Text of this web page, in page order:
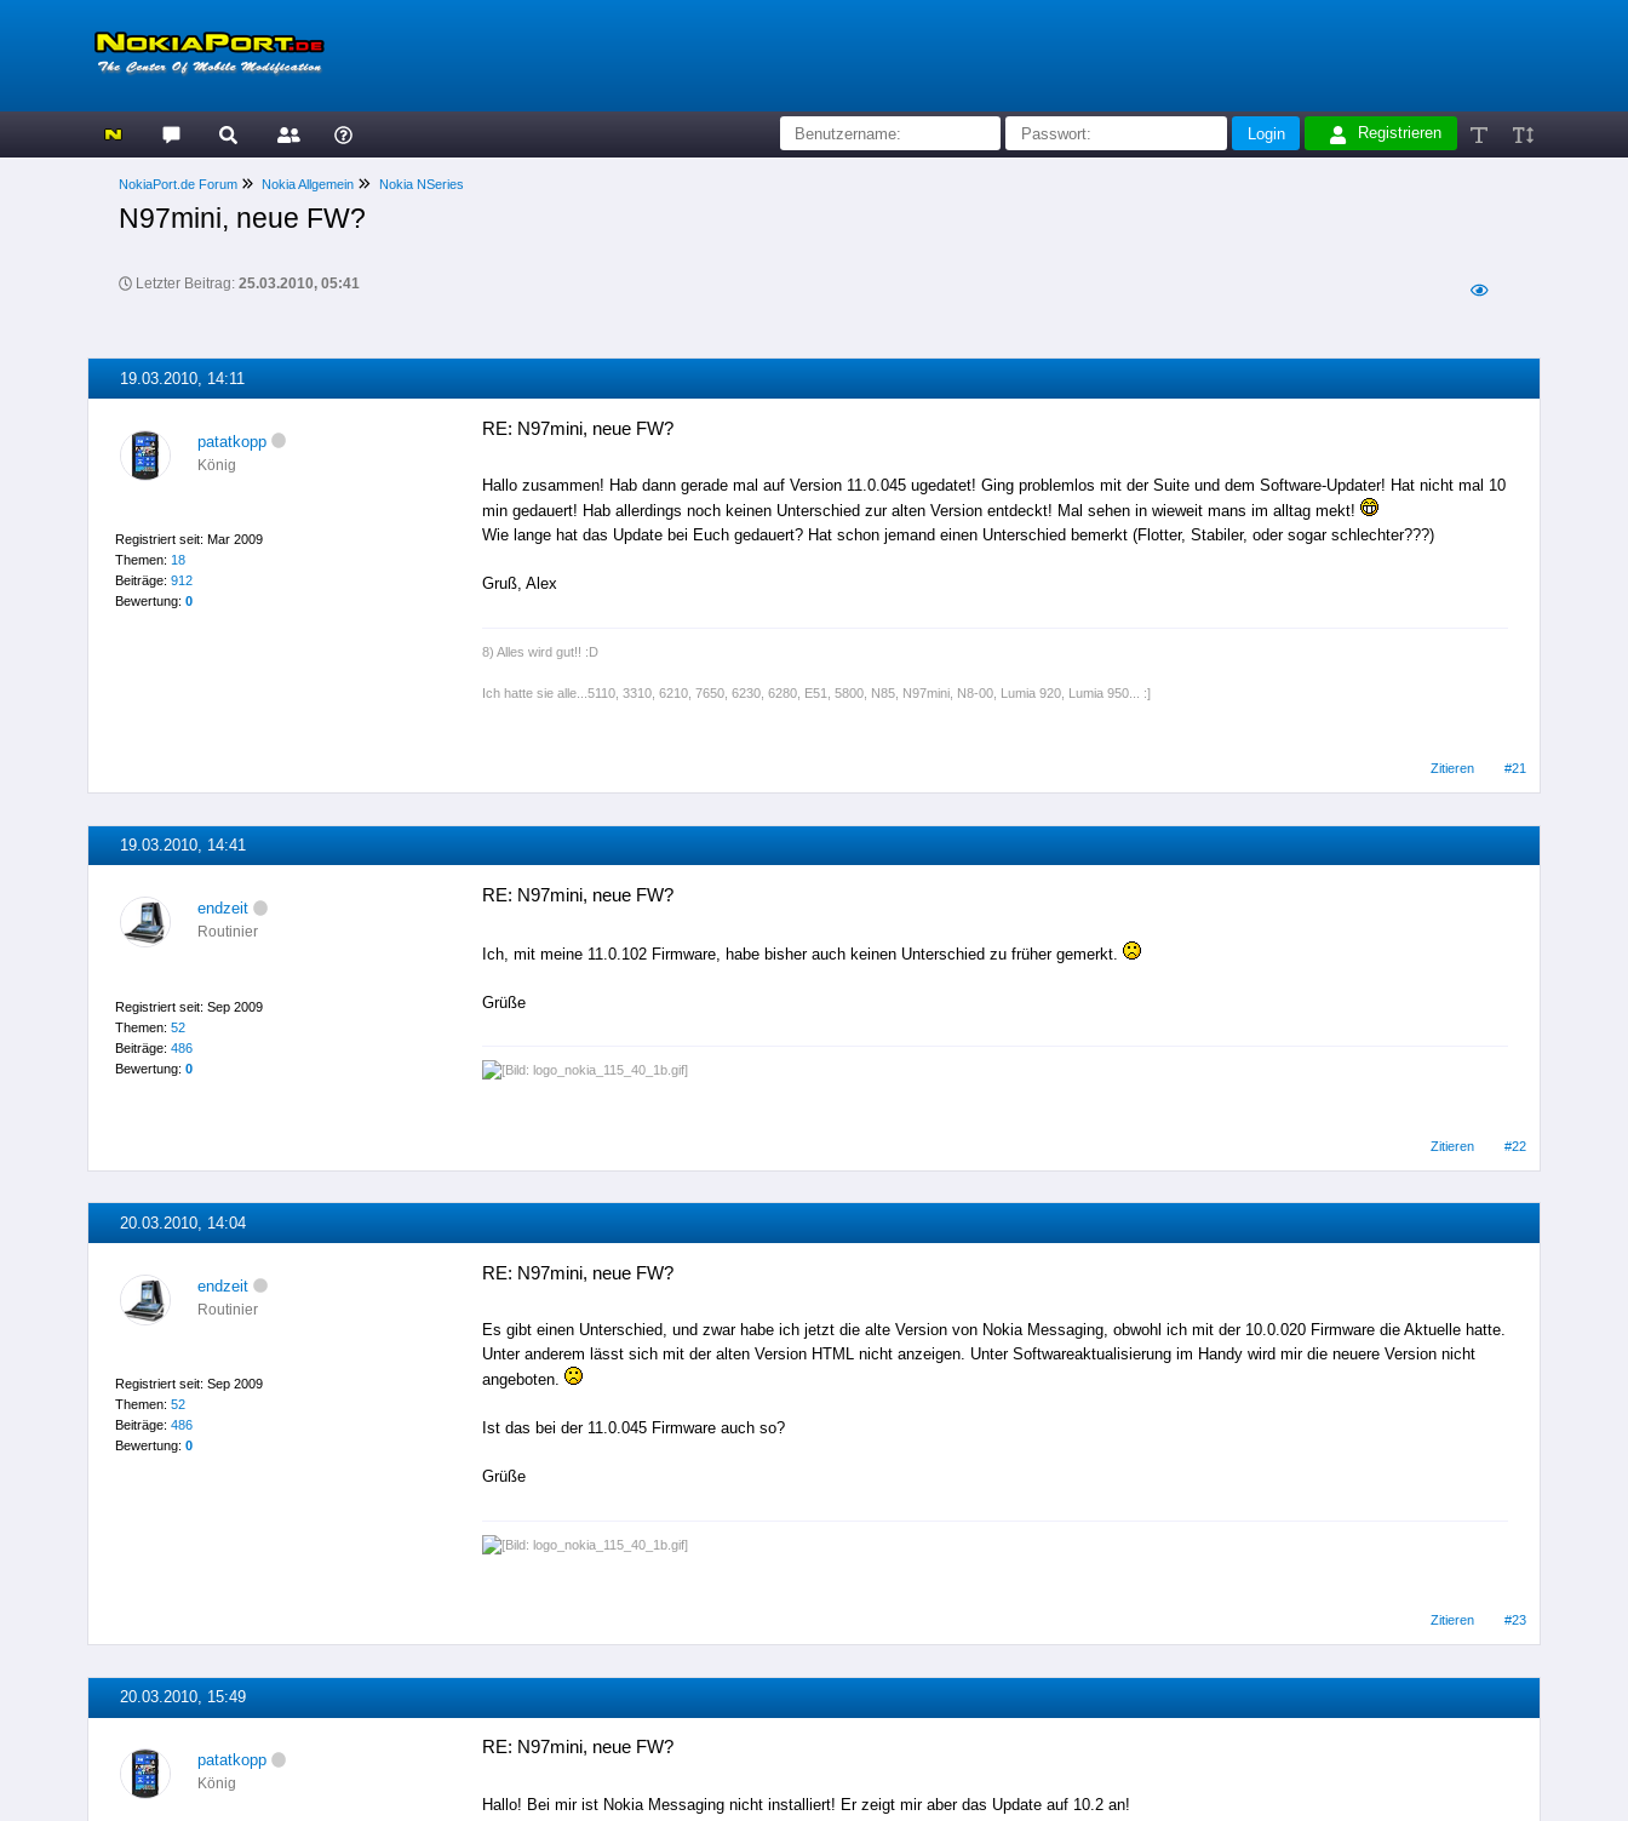
Registrieren
NokiaPort.de Forum Nokia Allgemein Nokia NSeries
N97mini, neue FW?
Letzter Beitrag:25.03.2010, 05:41
19.03.2010, 14:11
patatkopp
König
Registriert seit: Mar 2009
Themen: 18
Beiträge: 912
Bewertung: 0
RE: N97mini, neue FW?
Hallo zusammen! Hab dann gerade mal auf Version 11.0.045 ugedatet! Ging problemlos mit der Suite und dem Software-Updater! Hat nicht mal 10
min gedauert! Hab allerdings noch keinen Unterschied zur alten Version entdeckt! Mal sehen in wieweit mans im alltag mekt!
Wie lange hat das Update bei Euch gedauert? Hat schon jemand einen Unterschied bemerkt (Flotter, Stabiler, oder sogar schlechter???)
Gruß, Alex
8) Alles wird gut!! :D
Ich hatte sie alle...5110, 3310, 6210, 7650, 6230, 6280, E51, 5800, N85, N97mini, N8-00, Lumia 920, Lumia 950... :]
Zitieren #21
19.03.2010, 14:41
endzeit
Routinier
Registriert seit: Sep 2009
Themen: 52
Beiträge: 486
Bewertung: 0
RE: N97mini, neue FW?
Ich, mit meine 11.0.102 Firmware, habe bisher auch keinen Unterschied zu früher gemerkt.
Grüße
Zitieren #22
20.03.2010, 14:04
endzeit
Routinier
Registriert seit: Sep 2009
Themen: 52
Beiträge: 486
Bewertung: 0
RE: N97mini, neue FW?
Es gibt einen Unterschied, und zwar habe ich jetzt die alte Version von Nokia Messaging, obwohl ich mit der 10.0.020 Firmware die Aktuelle hatte.
Unter anderem lässt sich mit der alten Version HTML nicht anzeigen. Unter Softwareaktualisierung im Handy wird mir die neuere Version nicht
angeboten.
Ist das bei der 11.0.045 Firmware auch so?
Grüße
Zitieren #23
20.03.2010, 15:49
patatkopp
König
RE: N97mini, neue FW?
Hallo! Bei mir ist Nokia Messaging nicht installiert! Er zeigt mir aber das Update auf 10.2 an!